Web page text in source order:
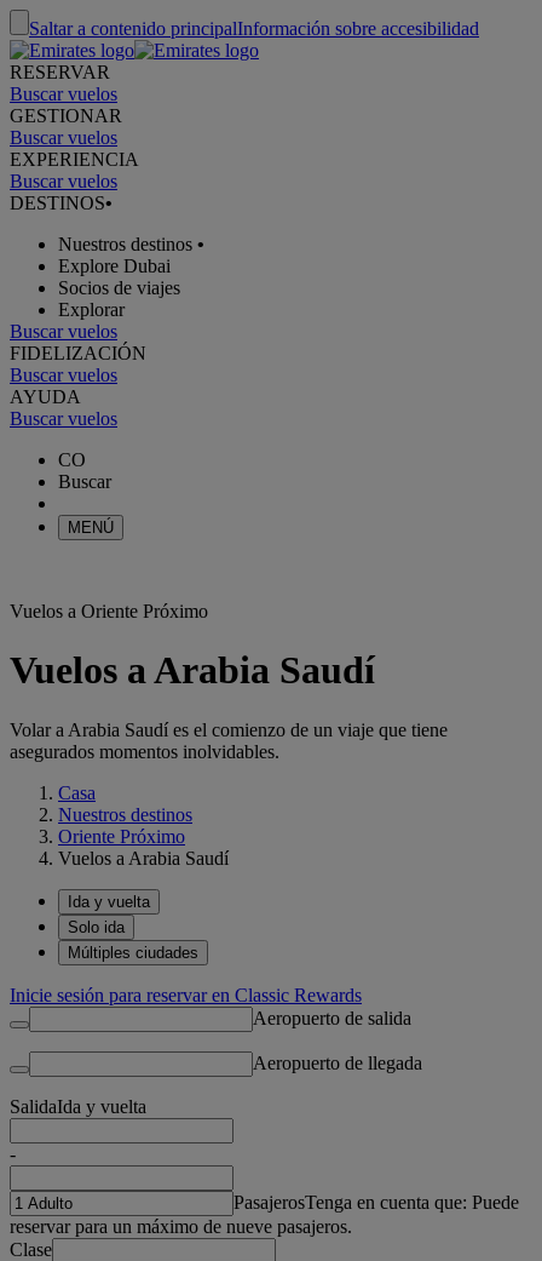
Saltar a contenido principalInformación sobre accesibilidad
RESERVAR
Buscar vuelos
GESTIONAR
Buscar vuelos
EXPERIENCIA
Buscar vuelos
DESTINOS•
Nuestros destinos •
Explore Dubai
Socios de viajes
Explorar
Buscar vuelos
FIDELIZACIÓN
Buscar vuelos
AYUDA
Buscar vuelos
CO
Buscar
MENÚ
Vuelos a Oriente Próximo
Vuelos a Arabia Saudí
Volar a Arabia Saudí es el comienzo de un viaje que tiene
asegurados momentos inolvidables.
Casa
Nuestros destinos
Oriente Próximo
Vuelos a Arabia Saudí
Ida y vuelta
Solo ida
Múltiples ciudades
Inicie sesión para reservar en Classic Rewards
Aeropuerto de salida
Aeropuerto de llegada
SalidaIda y vuelta
-
PasajerosTenga en cuenta que: Puede
reservar para un máximo de nueve pasajeros.
Clase